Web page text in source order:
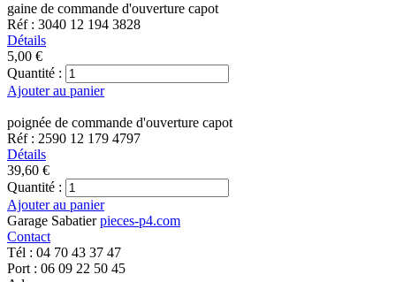
gaine de commande d'ouverture capot
Réf : 3040 12 194 3828
Détails
5,00 €
Quantité :
Ajouter au panier
poignée de commande d'ouverture capot
Réf : 2590 12 179 4797
Détails
39,60 €
Quantité :
Ajouter au panier
Garage Sabatierpieces-p4.com
Contact
Tél : 04 70 43 37 47
Port : 06 09 22 50 45